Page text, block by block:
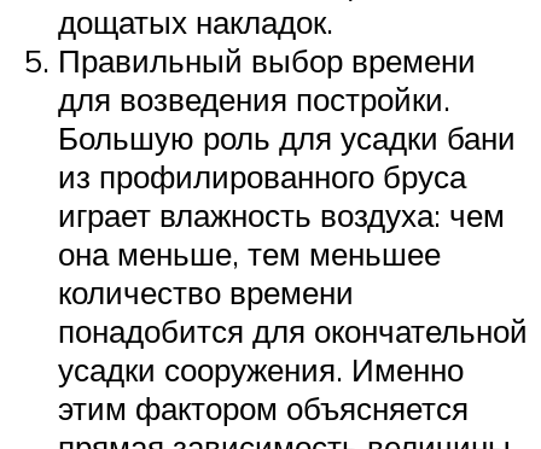
дощатых накладок.
Правильный выбор времени
для возведения постройки.
Большую роль для усадки бани
из профилированного бруса
играет влажность воздуха: чем
она меньше, тем меньшее
количество времени
понадобится для окончательной
усадки сооружения. Именно
этим фактором объясняется